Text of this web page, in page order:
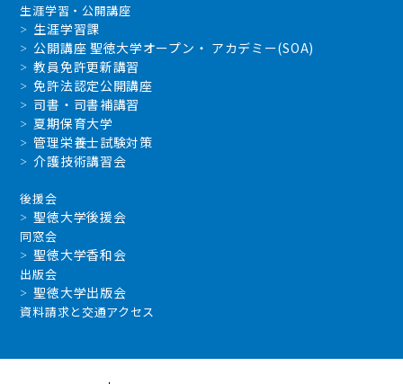
生涯学習・公開講座
生涯学習課
公開講座 聖徳大学オープン・ アカデミー(SOA)
教員免許更新講習
免許法認定公開講座
司書・司書補講習
夏期保育大学
管理栄養士試験対策
介護技術講習会
後援会
聖徳大学後援会
同窓会
聖徳大学香和会
出版会
聖徳大学出版会
資料請求と交通アクセス